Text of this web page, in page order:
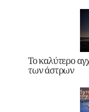
Το καλύτερο
των άστρων